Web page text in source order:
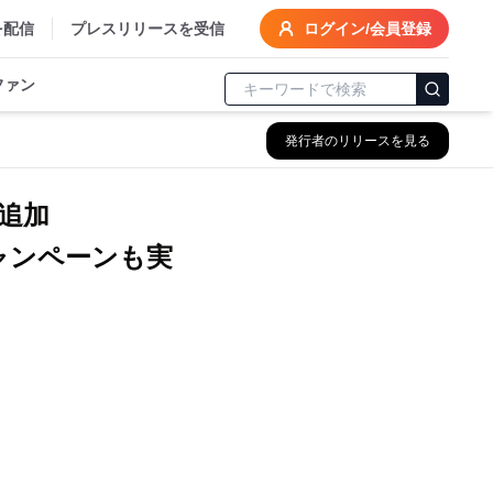
配信 プレスリリースを受信 ログイン/会員登録
ァン
発行者のリリースを見る
加
ンペーンも実